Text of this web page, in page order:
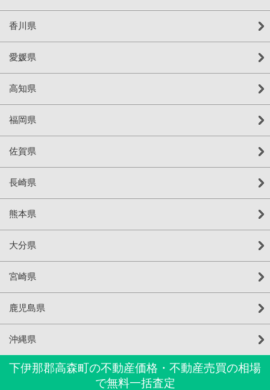
香川県
愛媛県
高知県
福岡県
佐賀県
長崎県
熊本県
大分県
宮崎県
鹿児島県
沖縄県
下伊那郡高森町の不動産価格・不動産売買の相場
で無料一括査定